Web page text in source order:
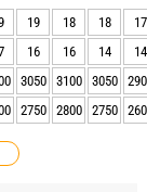
19 18 18
17
16 16 14
14
3050 3100 3050
2750 2800 2750